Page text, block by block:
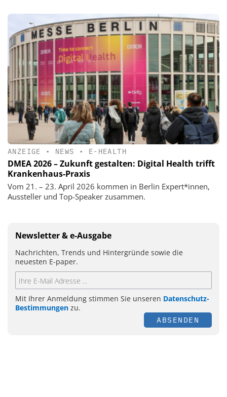
ANZEIGE • NEWS • E-HEALTH
DMEA 2026 – Zukunft gestalten: Digital Health trifft
Krankenhaus-Praxis
Vom 21. – 23. April 2026 kommen in Berlin Expert*innen,
Aussteller und Top-Speaker zusammen.
Newsletter & e-Ausgabe
Nachrichten, Trends und Hintergründe sowie die
neuesten E-paper.
Mit Ihrer Anmeldung stimmen Sie unseren Datenschutz-
Bestimmungen zu.
ABSENDEN